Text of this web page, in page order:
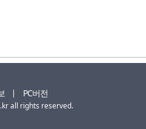
PC버전
all rights reserved.